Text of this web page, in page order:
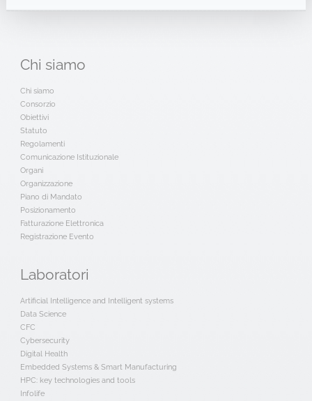
Chi siamo
Chi siamo
Consorzio
Obiettivi
Statuto
Regolamenti
Comunicazione Istituzionale
Organi
Organizzazione
Piano di Mandato
Posizionamento
Fatturazione Elettronica
Registrazione Evento
Laboratori
Artificial Intelligence and Intelligent systems
Data Science
CFC
Cybersecurity
Digital Health
Embedded Systems & Smart Manufacturing
HPC: key technologies and tools
Infolife